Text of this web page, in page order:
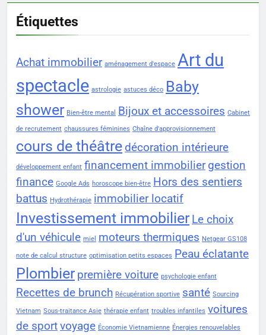
Étiquettes
Achat immobilier aménagement d'espace Art du
spectacle astrologie astuces déco Baby
shower Bien-être mental Bijoux et accessoires Cabinet
de recrutement chaussures féminines Chaîne d'approvisionnement
cours de théâtre décoration intérieure
développement enfant financement immobilier gestion
finance Google Ads horoscope bien-être Hors des sentiers
battus Hydrothérapie immobilier locatif
Investissement immobilier Le choix
d'un véhicule miel moteurs thermiques Netgear GS108
note de calcul structure optimisation petits espaces Peau éclatante
Plombier première voiture psychologie enfant
Recettes de brunch Récupération sportive santé Sourcing
Vietnam Sous-traitance Asie thérapie enfant troubles infantiles voitures
de sportvoyage Économie Vietnamienne Énergies renouvelables